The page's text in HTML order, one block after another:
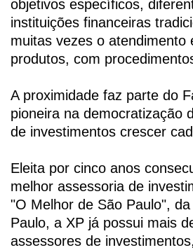
objetivos específicos,
instituições financeiras
muitas vezes o atendimento
produtos, com
A proximidade faz parte do
pioneira na democratização
de investimentos crescer
Eleita por cinco anos
melhor assessoria de
"O Melhor de São Paulo",
Paulo, a XP já possui mais
assessores de